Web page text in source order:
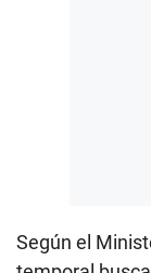
Según el